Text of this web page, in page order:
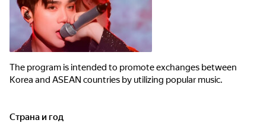
The program is intended to promote exchanges between
Korea and ASEAN countries by utilizing popular music.
Страна и год